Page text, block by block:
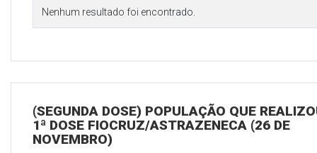
Nenhum resultado foi encontrado.
(SEGUNDA DOSE) POPULAÇÃO QUE
1ª DOSE FIOCRUZ/ASTRAZENECA (26 DE
NOVEMBRO)